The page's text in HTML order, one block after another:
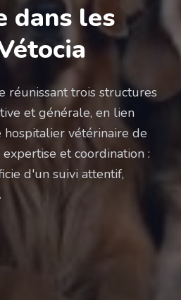
dans les
réunissant trois structures
et générale, en lien
hospitalier vétérinaire de
et coordination :
d'un suivi attentif,